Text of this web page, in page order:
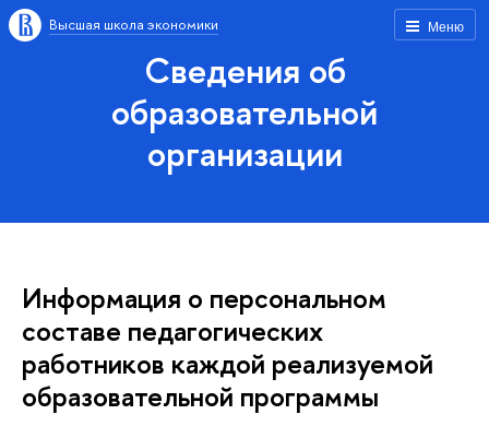
Меню
Высшая школа экономики
Сведения об
образовательной
организации
Информация о персональном
составе педагогических
работников каждой реализуемой
образовательной программы